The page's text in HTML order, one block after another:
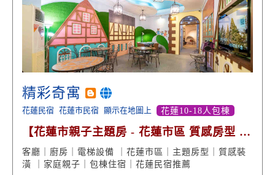
精彩奇寓
花蓮民宿 花蓮市民宿 顯示在地圖上 花蓮10-18人包棟
【花蓮市親子主題房 - 花蓮市區 質感房型 電
梯設備】
客廳｜廚房｜電梯設備 ｜花蓮市區｜主題房型｜質感裝
潢 ｜家庭親子｜包棟住宿｜花蓮民宿推薦